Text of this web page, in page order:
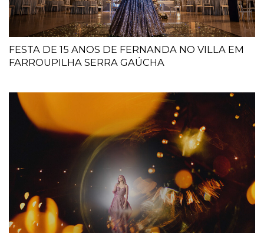
FESTA DE 15 ANOS DE FERNANDA NO VILLA EM
FARROUPILHA SERRA GAÚCHA